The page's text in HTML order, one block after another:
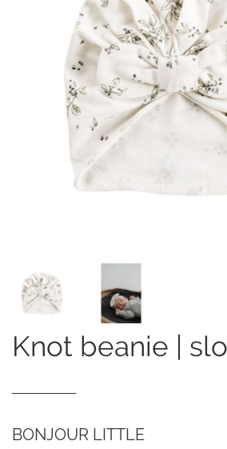
knot beanie |
BONJOUR LITTLE